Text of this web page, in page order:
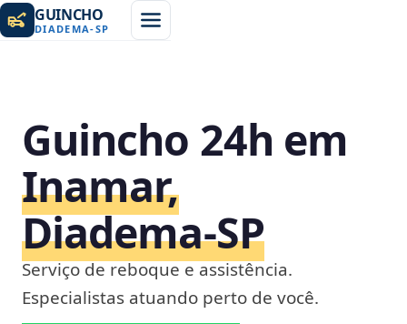
GUINCHO
DIADEMA-SP
Guincho 24h em
Inamar,
Diadema‑SP
Serviço de reboque e assistência.
Especialistas atuando perto de você.